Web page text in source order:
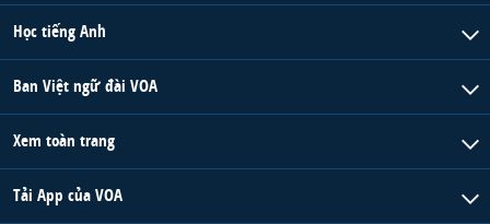
Học tiếng Anh
Ban Việt ngữ đài VOA
Xem toàn trang
Tải App của VOA